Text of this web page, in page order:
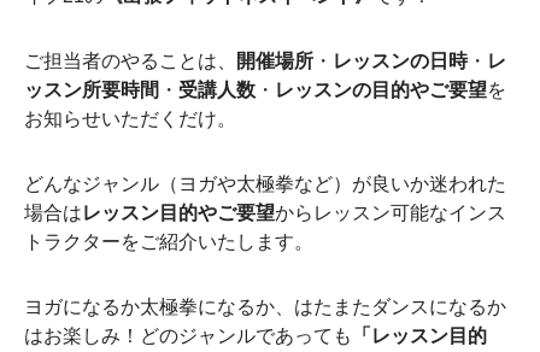
ご担当者のやることは、 開催場所 ・ レッスンの日時・ レ
ッスン所要時間 ・ 受講人数 ・ レッスンの目的やご要望を
お知らせいただくだけ。
どんなジャンル（ヨガや太極拳など）が良いか迷われた
場合はレッスン目的やご要望からレッスン可能なインス
トラクターをご紹介いたします。
ヨガになるか太極拳になるか、はたまたダンスになるか
はお楽しみ！どのジャンルであっても
「レッスン目的